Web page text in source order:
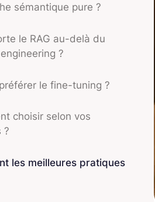
sémantique pure ?
le RAG au-delà du
?
le fine-tuning ?
choisir selon vos
?
les meilleures pratiques